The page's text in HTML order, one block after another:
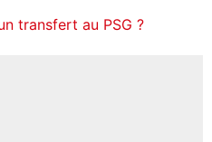
transfert au PSG ?